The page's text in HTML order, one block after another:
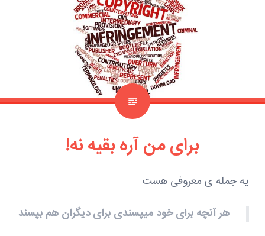
برای من آره بقیه نه!
یه جمله ی معروفی هست
هر آنچه برای خود میپسندی برای دیگران هم بپسند